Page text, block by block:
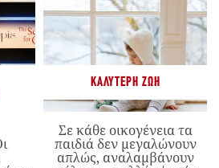
ΚΑΛΎΤΕΡΗ ΖΩΉ
Σε κάθε οικογένεια τα
παιδιά δεν μεγαλώνουν
απλώς, αναλαμβάνουν